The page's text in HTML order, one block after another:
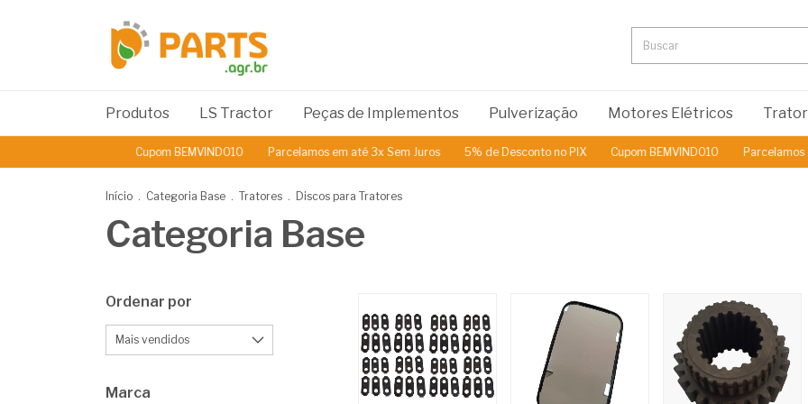
Produtos LS Tractor Peças de Implementos Pulverização Motores Elétricos
Cupom BEMVINDO10 Parcelamos em até 3x Sem Juros 5% de Desconto no PIX Cupom BEMVINDO10 Parcelamos em até 3x
Início . Categoria Base . Tratores . Discos para Tratores
Categoria Base
Ordenar por
Marca